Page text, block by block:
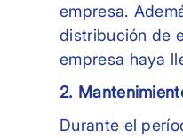
empresa.
distribución de
empresa haya
2.
Durante el